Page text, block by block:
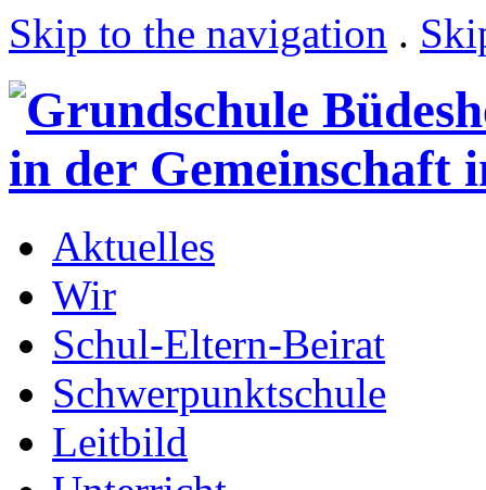
Skip to the navigation .
Aktuelles
Wir
Schul-Eltern-Beirat
Schwerpunktschule
Leitbild